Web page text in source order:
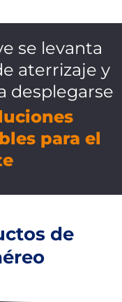
se levanta
aterrizaje y
desplegarse
para el
de